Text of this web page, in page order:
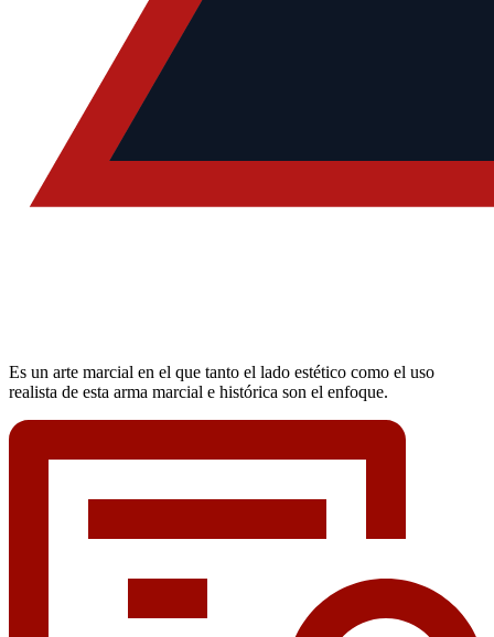
Es un arte marcial en el que tanto el lado estético como el uso
realista de esta arma marcial e histórica son el enfoque.